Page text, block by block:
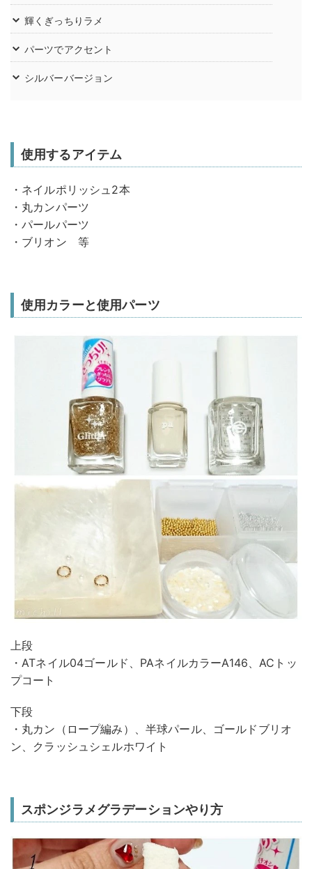
輝くぎっちりラメ
パーツでアクセント
シルバーバージョン
使用するアイテム
・ネイルポリッシュ2本
・丸カンパーツ
・パールパーツ
・ブリオン 等
使用カラーと使用パーツ
上段
・ATネイル04ゴールド、PAネイルカラーA146、ACトッ
プコート
下段
・丸カン（ロープ編み）、半球パール、ゴールドブリオ
ン、クラッシュシェルホワイト
スポンジラメグラデーションやり方